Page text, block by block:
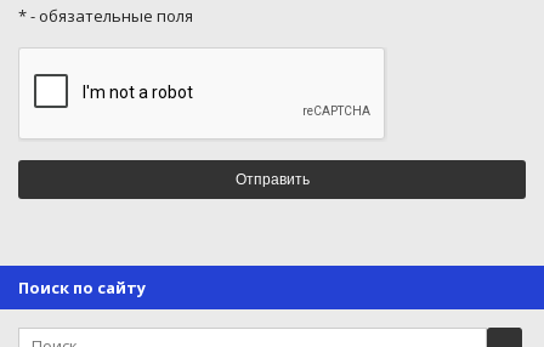
* - обязательные поля
Поиск по сайту